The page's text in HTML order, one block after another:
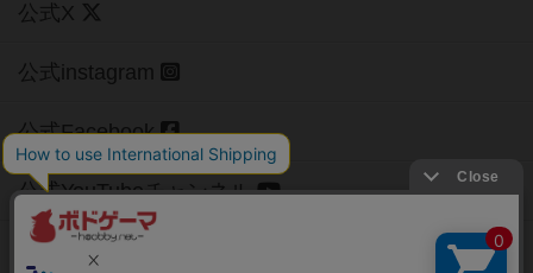
公式X
公式instagram
公式Facebook
公式YouTubeチャンネル